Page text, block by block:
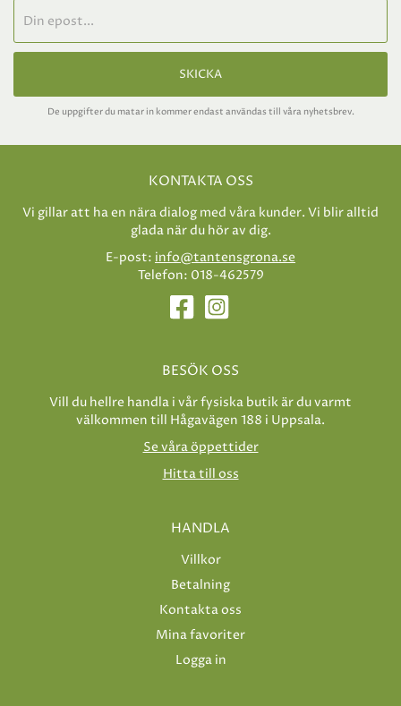
SKICKA
De uppgifter du matar in kommer endast användas till våra nyhetsbrev.
KONTAKTA OSS
Vi gillar att ha en nära dialog med våra kunder. Vi blir alltid
glada när du hör av dig.
E-post: info@tantensgrona.se
Telefon: 018-462579
BESÖK OSS
Vill du hellre handla i vår fysiska butik är du varmt
välkommen till Hågavägen 188 i Uppsala.
Se våra öppettider
Hitta till oss
HANDLA
Villkor
Betalning
Kontakta oss
Mina favoriter
Logga in